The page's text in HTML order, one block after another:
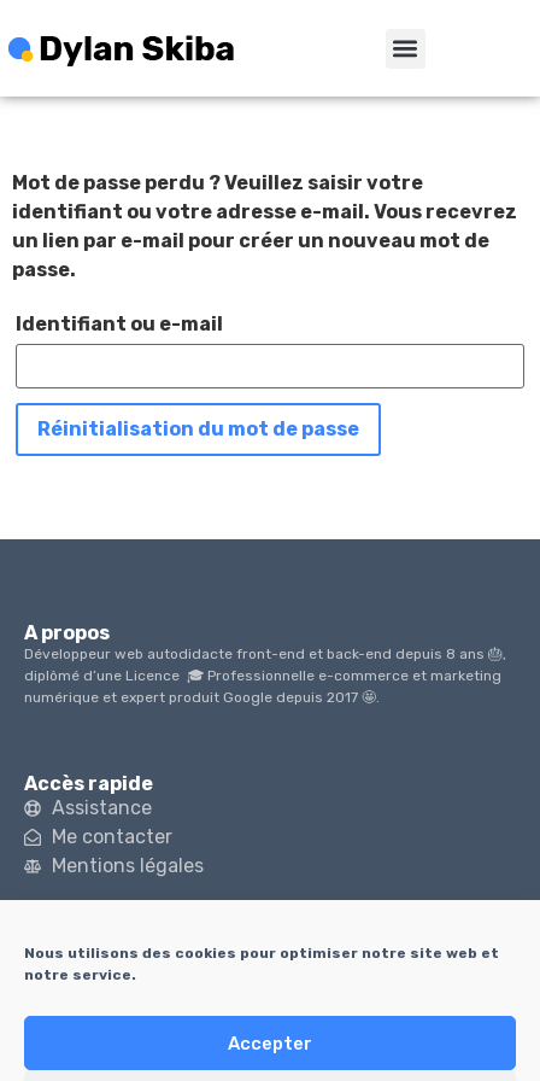
Nous utilisons des cookies pour optimiser notre site web et
notre service.
Accepter
Mot de passe perdu ? Veuillez saisir votre
identifiant ou votre adresse e-mail. Vous recevrez
un lien par e-mail pour créer un nouveau mot de
passe.
Identifiant ou e-mail
Réinitialisation du mot de passe
A propos
Développeur web autodidacte front-end et back-end depuis 8 ans 🎂,
diplômé d’une Licence 🎓 Professionnelle e-commerce et marketing
numérique et expert produit Google depuis 2017 🤩.
Accès rapide
Assistance
Me contacter
Mentions légales
Comment être visible sur internet – SEO
Comment le Click & Collect peut changer votre commerce